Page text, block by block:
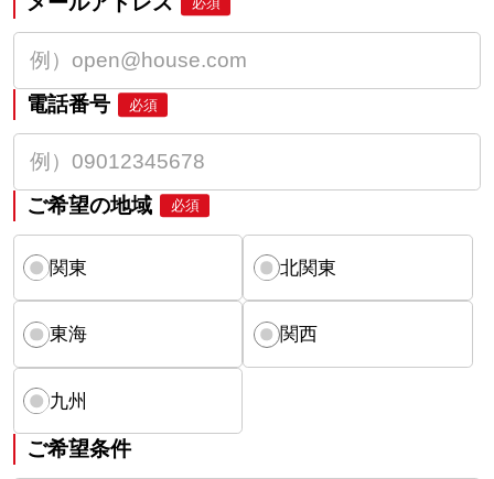
必須
電話番号 必須
ご希望の地域 必須
関東 北関東
東海 関西
九州
ご希望条件